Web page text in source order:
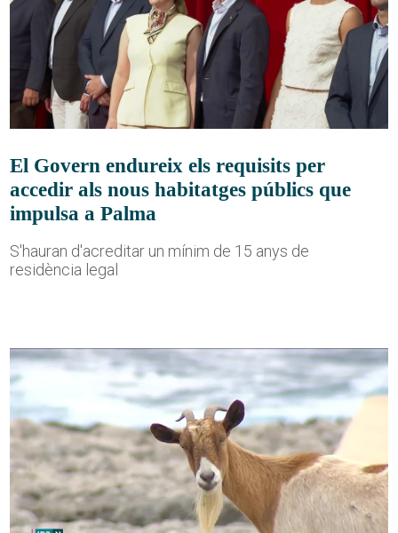
El Govern endureix els requisits per
accedir als nous habitatges públics que
impulsa a Palma
S'hauran d'acreditar un mínim de 15 anys de
residència legal